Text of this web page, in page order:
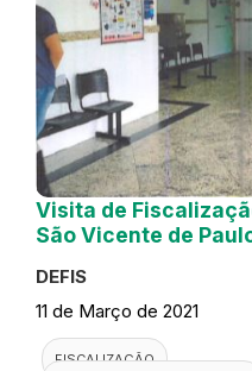
Visita de
São Vicente de
DEFIS
11 de Março de 2021
FISCALIZAÇÃO